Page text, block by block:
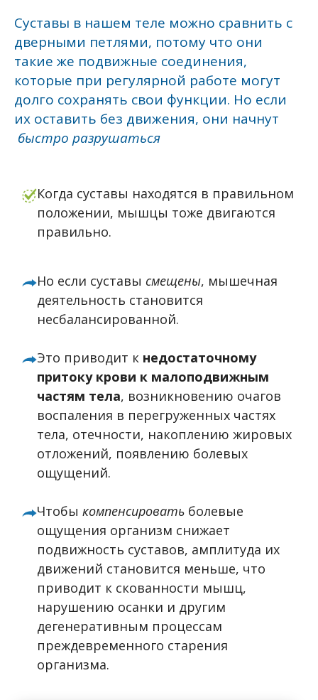
Суставы в нашем теле можно сравнить с
дверными петлями, потому что они
такие же подвижные соединения,
которые при регулярной работе могут
долго сохранять свои функции. Но если
их оставить без движения, они начнут
быстро разрушаться
Когда суставы находятся в правильном
положении, мышцы тоже двигаются
правильно.
Но если суставы смещены, мышечная
деятельность становится
несбалансированной.
Это приводит к недостаточному
притоку крови к малоподвижным
частям тела, возникновению очагов
воспаления в перегруженных частях
тела, отечности, накоплению жировых
отложений, появлению болевых
ощущений.
Чтобыкомпенсировать болевые
ощущения организм снижает
подвижность суставов, амплитуда их
движений становится меньше, что
приводит к скованности мышц,
нарушению осанки и другим
дегенеративным процессам
преждевременного старения
организма.